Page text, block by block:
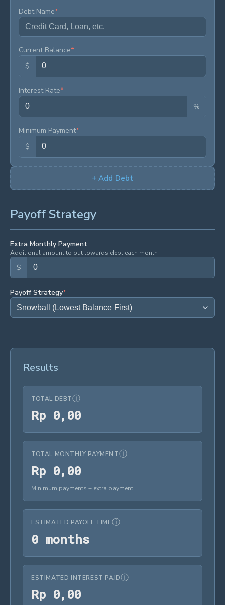
Debt Name*
Current Balance*
$
Interest Rate*
%
Minimum Payment*
$
+ Add Debt
Payoff Strategy
Extra Monthly Payment
Additional amount to put towards debt each month
$
Payoff Strategy*
Results
TOTAL DEBTⓘ
Rp 0, 00Rp 0,00
TOTAL MONTHLY PAYMENTⓘ
Rp 0, 00Rp 0,00
Minimum payments + extra payment
ESTIMATED PAYOFF TIMEⓘ
0 months0 months
ESTIMATED INTEREST PAIDⓘ
Rp 0, 00Rp 0,00